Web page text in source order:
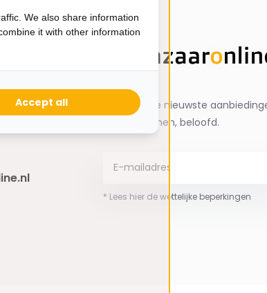
Ontvang de nieuwste
niet spammen, beloofd.
* Lees hier de wettelijke beperkingen
We also share information
it with other information
Accept all